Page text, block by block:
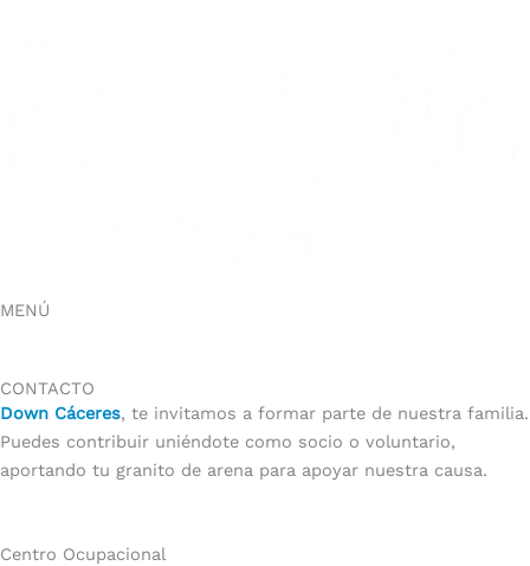
MENÚ
CONTACTO
Down Cáceres, te invitamos a formar parte de nuestra familia.
Puedes contribuir uniéndote como socio o voluntario,
aportando tu granito de arena para apoyar nuestra causa.
Centro Ocupacional